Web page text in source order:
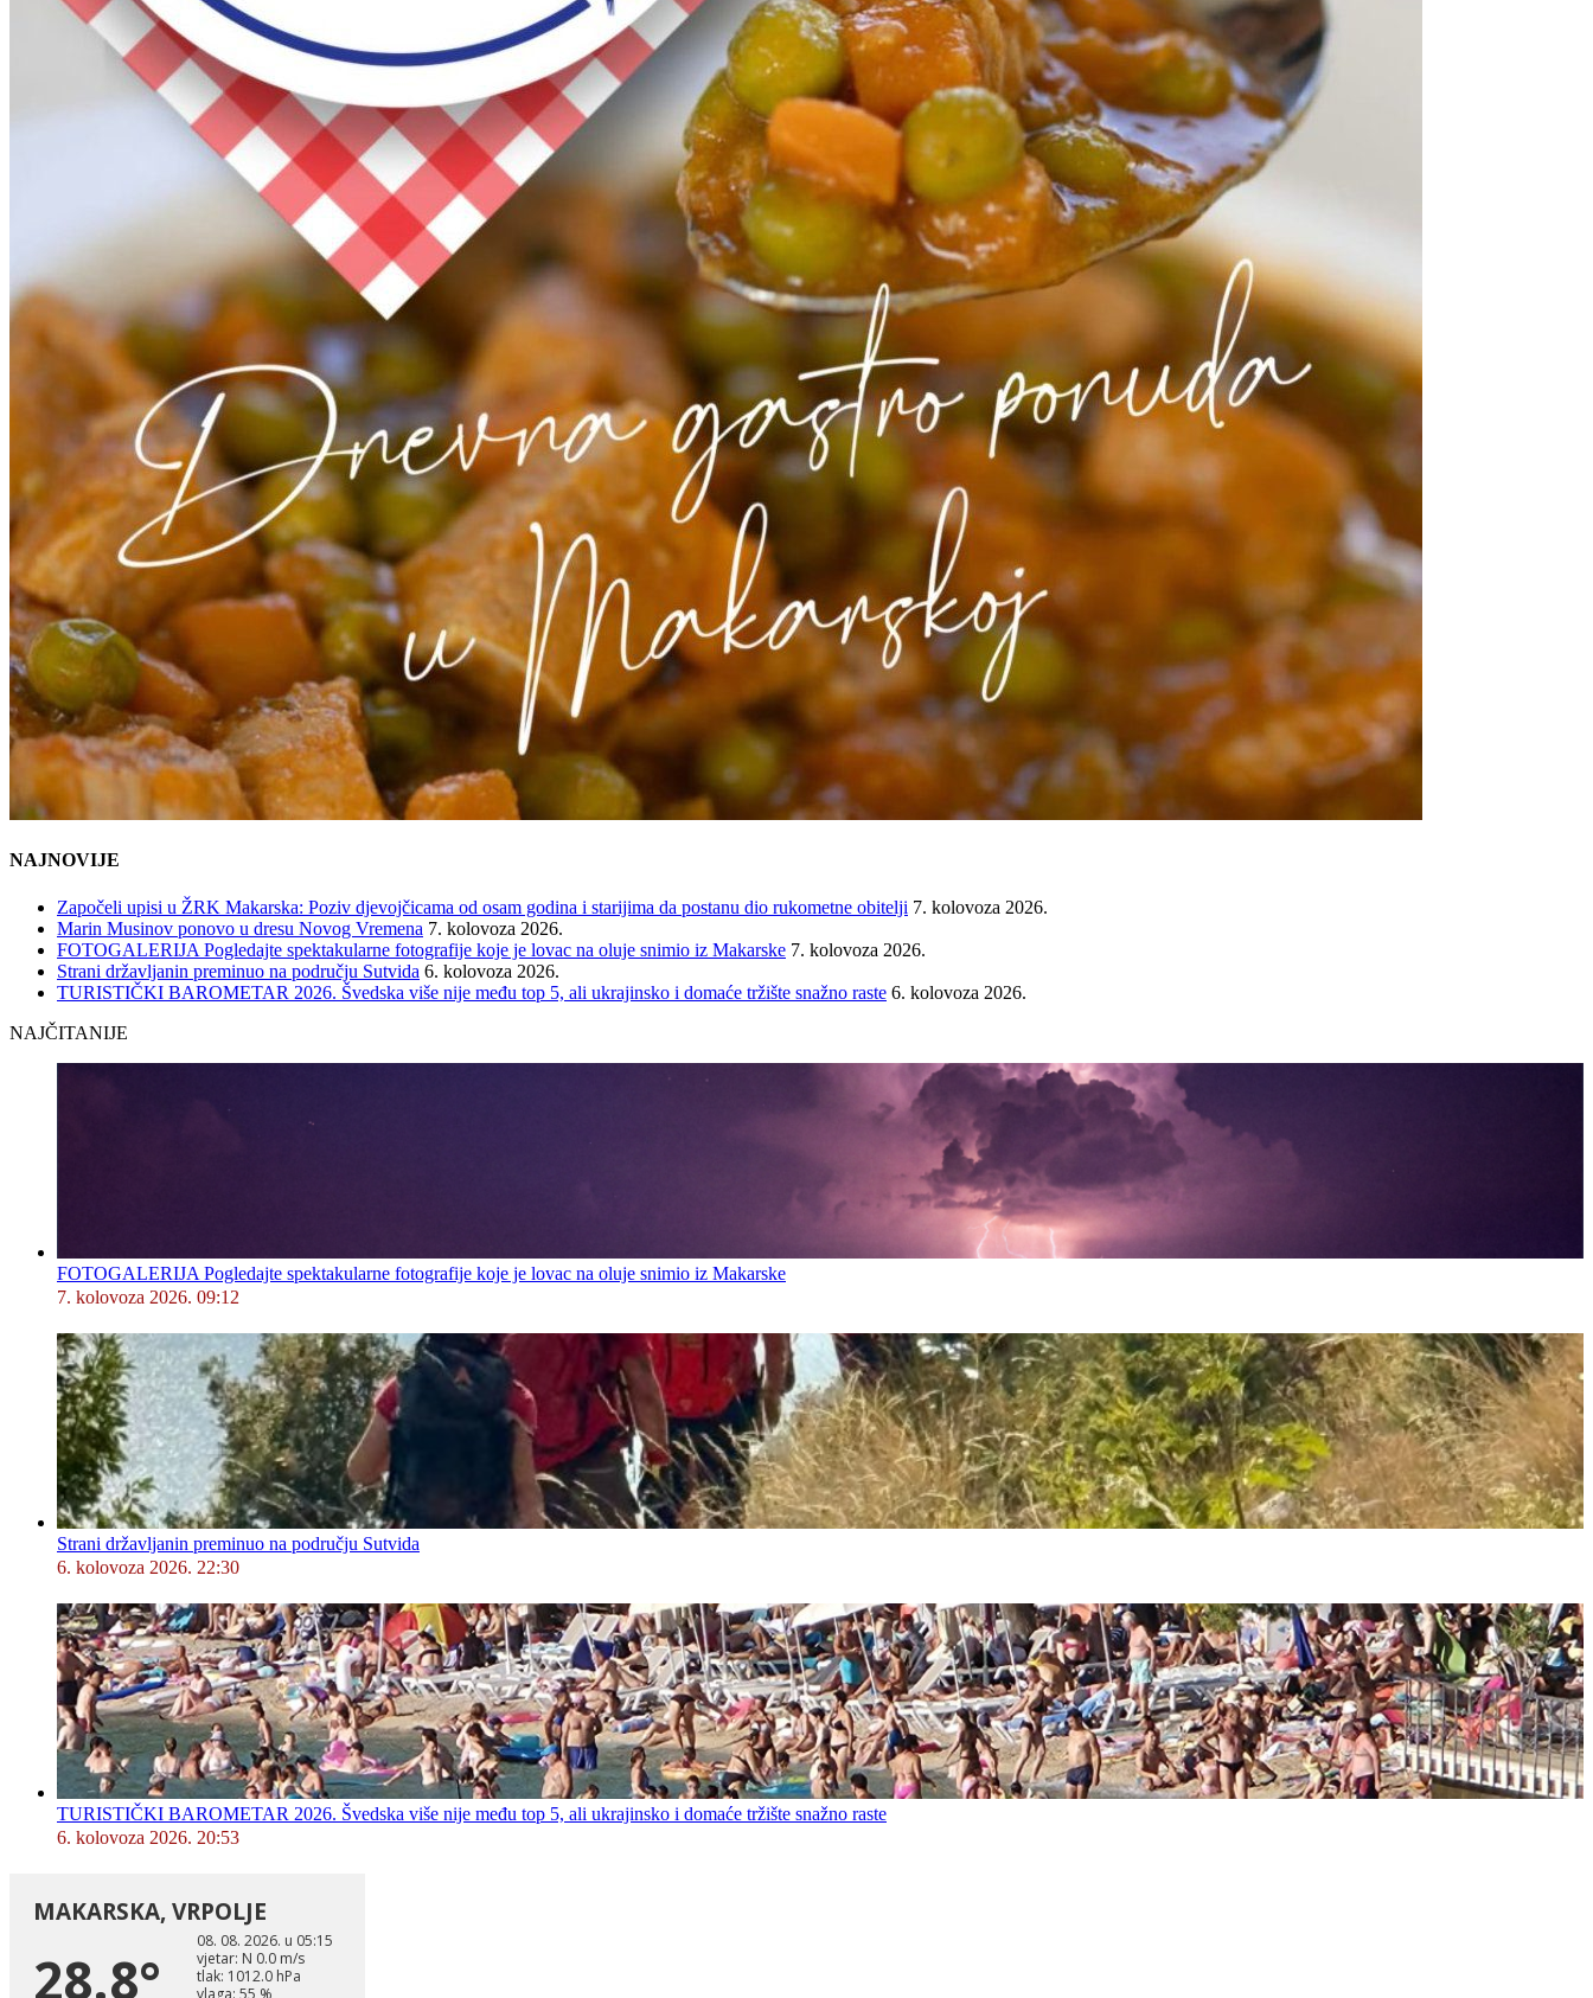
NAJNOVIJE
Započeli upisi u ŽRK Makarska: Poziv djevojčicama od osam godina i starijima da postanu dio rukometne obitelji 7. kolovoza 2026.
Marin Musinov ponovo u dresu Novog Vremena 7. kolovoza 2026.
FOTOGALERIJA Pogledajte spektakularne fotografije koje je lovac na oluje snimio iz Makarske 7. kolovoza 2026.
Strani državljanin preminuo na području Sutvida 6. kolovoza 2026.
TURISTIČKI BAROMETAR 2026. Švedska više nije među top 5, ali ukrajinsko i domaće tržište snažno raste 6. kolovoza 2026.
NAJČITANIJE
FOTOGALERIJA Pogledajte spektakularne fotografije koje je lovac na oluje snimio iz Makarske
7. kolovoza 2026. 09:12
Strani državljanin preminuo na području Sutvida
6. kolovoza 2026. 22:30
TURISTIČKI BAROMETAR 2026. Švedska više nije među top 5, ali ukrajinsko i domaće tržište snažno raste
6. kolovoza 2026. 20:53